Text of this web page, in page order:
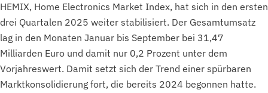
HEMIX, Home Electronics Market Index, hat sich in den ersten
drei Quartalen 2025 weiter stabilisiert. Der Gesamtumsatz
lag in den Monaten Januar bis September bei 31,47
Milliarden Euro und damit nur 0,2 Prozent unter dem
Vorjahreswert. Damit setzt sich der Trend einer spürbaren
Marktkonsolidierung fort, die bereits 2024 begonnen hatte.